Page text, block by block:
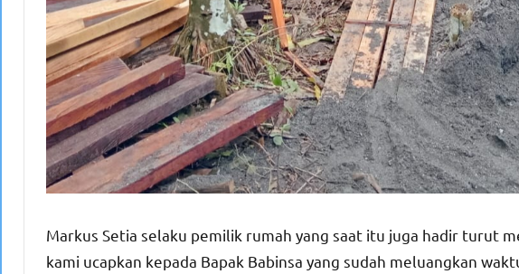
Markus Setia selaku pemilik rumah yang saat itu juga hadir turut
kami ucapkan kepada Bapak Babinsa yang sudah meluangkan